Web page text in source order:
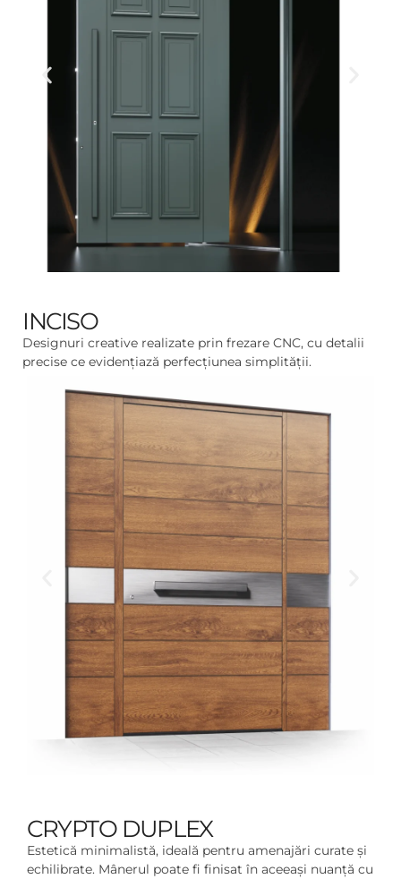
INCISO
Designuri creative realizate prin frezare CNC, cu detalii
precise ce evidențiază perfecțiunea simplității.
CRYPTO DUPLEX
Estetică minimalistă, ideală pentru amenajări curate și
echilibrate. Mânerul poate fi finisat în aceeași nuanță cu